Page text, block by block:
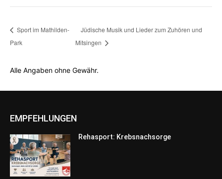
Sport im Mathilden-
Park
Jüdische Musik und Lieder zum Zuhören und
Mitsingen
Alle Angaben ohne Gewähr.
EMPFEHLUNGEN
Rehasport: Krebsnachsorge